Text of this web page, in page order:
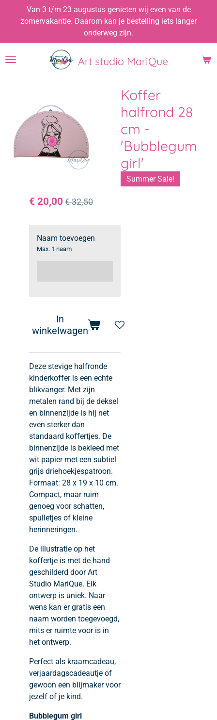
direct
de
hoofdinhoud
Art studio MariQue
Van 3 t/m 23 augustus genieten wij even van de
zomervakantie. Daarom kan je bestelling iets langer
onderweg zijn.
Koffer
halfrond 28
cm -
'Bubblegum
girl'
Summer Sale!
€ 20,00 € 32,50
Naam toevoegen
Max. 1 naam
In
winkelwagen
Deze stevige halfronde
kinderkoffer is een echte
blikvanger. Met zijn
metalen rand bij de deksel
en binnenzijde is hij net
even sterker dan
standaard koffertjes. De
binnenzijde is bekleed met
wit papier met een subtiel
grijs driehoekjespatroon.
Formaat: 28 x 19 x 10 cm.
Compact, maar ruim
genoeg voor schatten,
spulletjes of kleine
herinneringen.
De illustratie op het
koffertje is met de hand
geschilderd door Art
Studio MariQue. Elk
ontwerp is uniek. Naar
wens kan er gratis een
naam worden toegevoegd,
mits er ruimte voor is in
het ontwerp.
Perfect als kraamcadeau,
verjaardagscadeautje of
gewoon een blijmaker voor
jezelf of je kind.
Bubblegum girl